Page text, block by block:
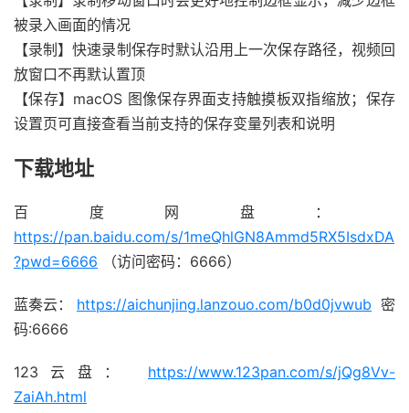
被录入画面的情况
【录制】快速录制保存时默认沿用上一次保存路径，视频回
放窗口不再默认置顶
【保存】macOS 图像保存界面支持触摸板双指缩放；保存
设置页可直接查看当前支持的保存变量列表和说明
下载地址
百度网盘：
https://pan.baidu.com/s/1meQhlGN8Ammd5RX5IsdxDA
?pwd=6666 （访问密码：6666）
蓝奏云： https://aichunjing.lanzouo.com/b0d0jvwub 密
码:6666
123云盘： https://www.123pan.com/s/jQg8Vv-
ZaiAh.html